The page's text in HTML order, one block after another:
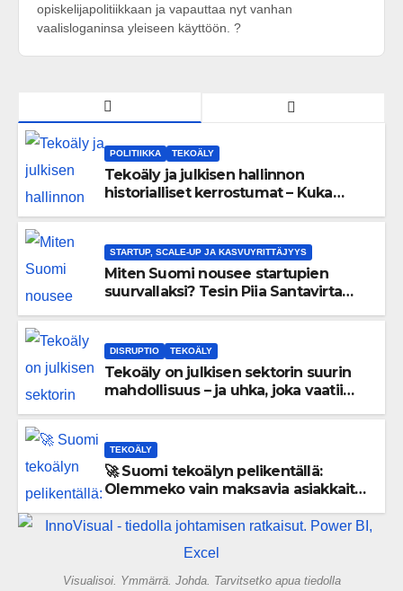
opiskelijapolitiikkaan ja vapauttaa nyt vanhan
vaalisloganinsa yleiseen käyttöön. ?
POLITIIKKA TEKOÄLY
Tekoäly ja julkisen hallinnon
historialliset kerrostumat – Kuka
STARTUP, SCALE-UP JA KASVUYRITTÄJYYS
Miten Suomi nousee startupien
suurvallaksi? Tesin Piia Santavirta
DISRUPTIO TEKOÄLY
Tekoäly on julkisen sektorin suurin
mahdollisuus – ja uhka, joka vaatii
TEKOÄLY
🚀 Suomi tekoälyn pelikentällä:
Olemmeko vain maksavia asiakkaita
gigatehtaan?
Visualisoi. Ymmärrä. Johda. Tarvitsetko apua tiedolla